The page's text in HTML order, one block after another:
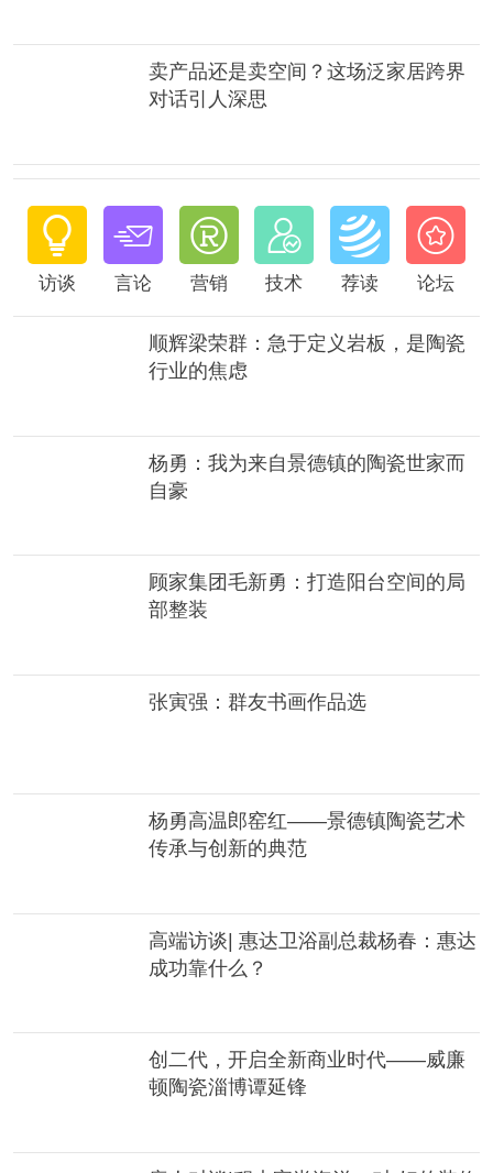
卖产品还是卖空间？这场泛家居跨界
对话引人深思

访谈

言论

营销

技术

荐读

论坛
顺辉梁荣群：急于定义岩板，是陶瓷
行业的焦虑
杨勇：我为来自景德镇的陶瓷世家而
自豪
顾家集团毛新勇：打造阳台空间的局
部整装
张寅强：群友书画作品选
杨勇高温郎窑红——景德镇陶瓷艺术
传承与创新的典范
高端访谈| 惠达卫浴副总裁杨春：惠达
成功靠什么？
创二代，开启全新商业时代——威廉
顿陶瓷淄博谭延锋